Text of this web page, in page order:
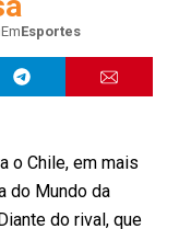
EmEsportes
o Chile, em mais
do Mundo da
do rival, que